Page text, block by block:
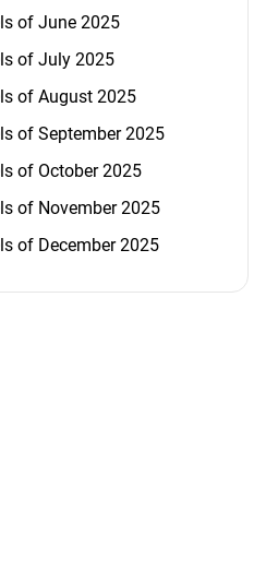
of June 2025
of July 2025
of August 2025
of September 2025
of October 2025
of November 2025
of December 2025